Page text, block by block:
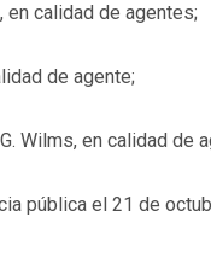
en calidad de agentes;
de agente;
Wilms, en calidad de
pública el 21 de